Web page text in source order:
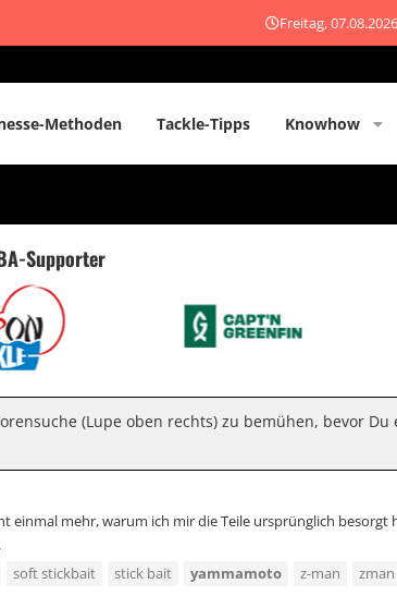
Freitag,
Methoden Tackle-Tipps Knowhow
Supporter
(Lupe oben rechts) zu bemühen, bevor
mehr, warum ich mir die Teile ursprünglich
soft stickbait stick bait yammamoto z-man zman